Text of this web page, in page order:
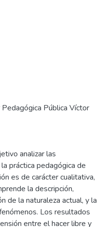
Pública Víctor
analizar las
práctica pedagógica de
es de carácter cualitativa,
la descripción,
de la naturaleza actual, y la
Los resultados
entre el hacer libre y